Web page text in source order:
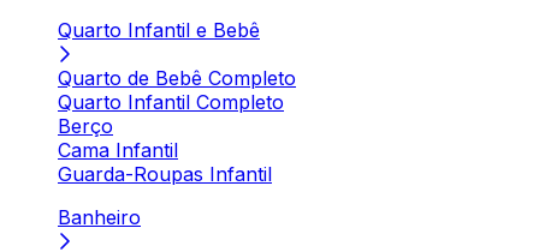
Quarto Infantil e Bebê
Quarto de Bebê Completo
Quarto Infantil Completo
Berço
Cama Infantil
Guarda-Roupas Infantil
Banheiro